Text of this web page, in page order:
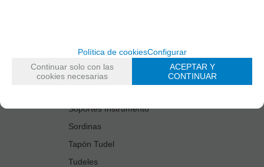
Limpiadores
Protectores Boquilla
Soportes Instrumento
Sordinas
Tapón Tudel
Tudeles
Política de cookiesConfigurar
Continuar solo con las
cookies necesarias
ACEPTAR Y
CONTINUAR